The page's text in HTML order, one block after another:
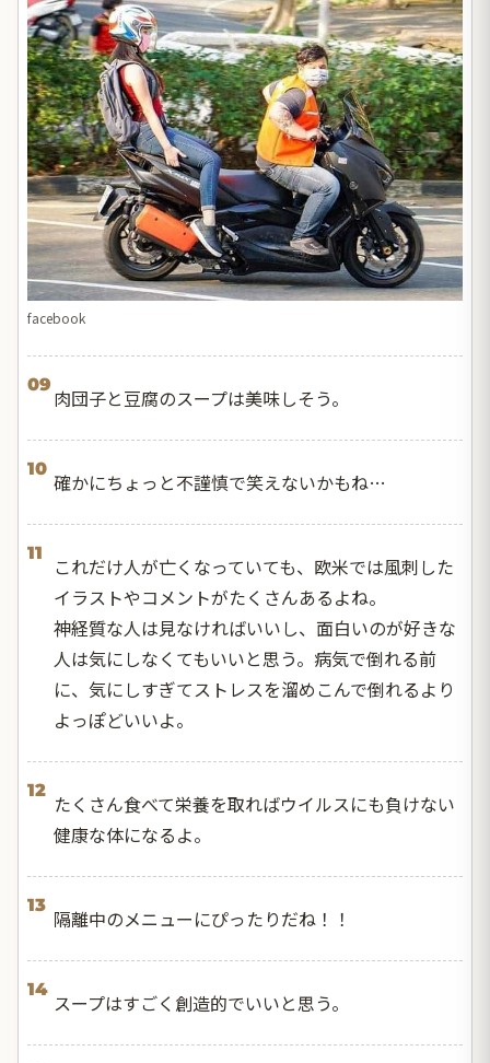
facebook
09
肉団子と豆腐のスープは美味しそう。
10
確かにちょっと不謹慎で笑えないかもね…
11
これだけ人が亡くなっていても、欧米では風刺した
イラストやコメントがたくさんあるよね。
神経質な人は見なければいいし、面白いのが好きな
人は気にしなくてもいいと思う。病気で倒れる前
に、気にしすぎてストレスを溜めこんで倒れるより
よっぽどいいよ。
12
たくさん食べて栄養を取ればウイルスにも負けない
健康な体になるよ。
13
隔離中のメニューにぴったりだね！！
14
スープはすごく創造的でいいと思う。